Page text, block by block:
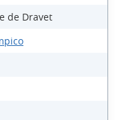
de Dravet